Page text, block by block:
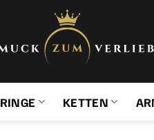
RINGE KETTEN